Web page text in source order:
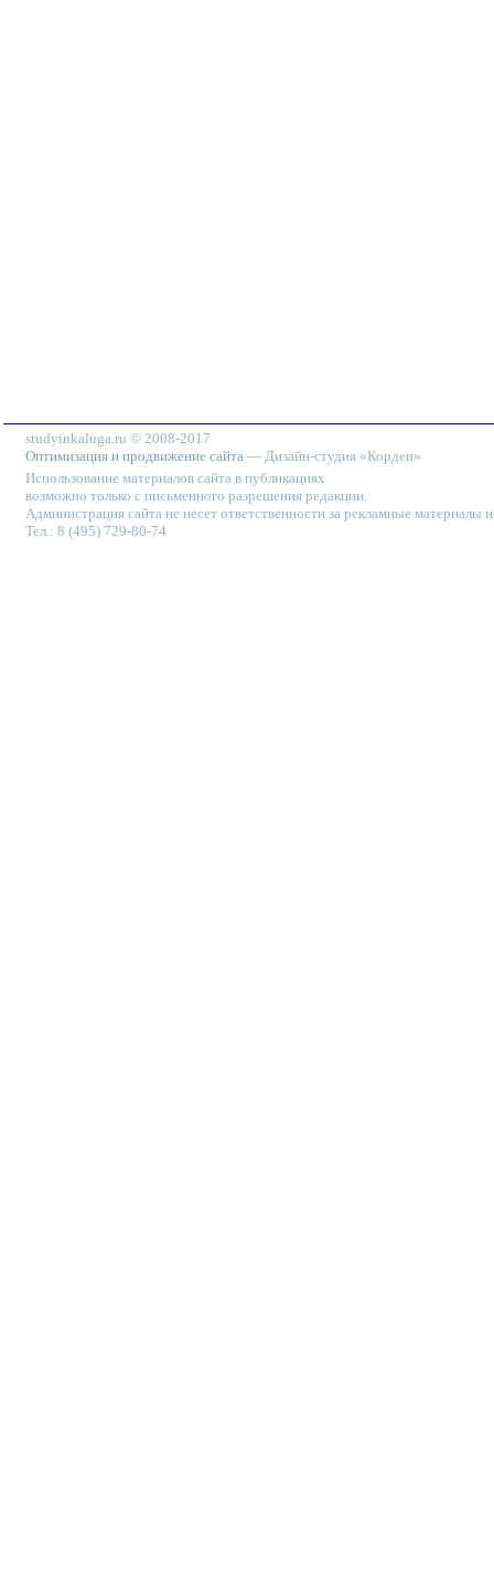
studyinkaluga.ru © 2008-2017
Оптимизация и продвижение сайта — Дизайн-студия «Корден»
Использование материалов сайта в публикациях
возможно только с письменного разрешения редакции.
Администрация сайта не несет ответственности за рекламные материалы
Тел.: 8 (495) 729-80-74